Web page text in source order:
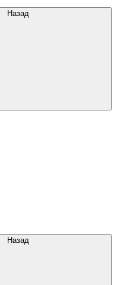
Назад
Назад